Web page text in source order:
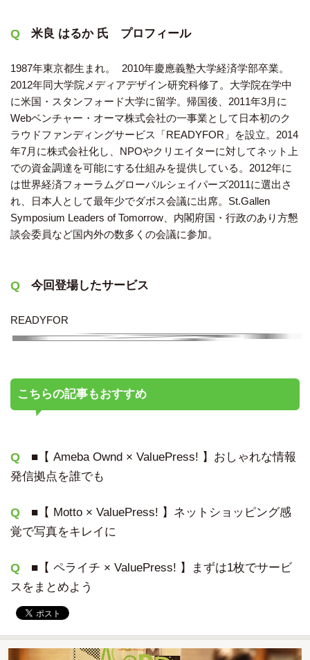
米良 はるか 氏 プロフィール
1987年東京都生まれ。 2010年慶應義塾大学経済学部卒業。
2012年同大学院メディアデザイン研究科修了。大学院在学中
に米国・スタンフォード大学に留学。帰国後、2011年3月に
Webベンチャー・オーマ株式会社の一事業として日本初のク
ラウドファンディングサービス「READYFOR」を設立。2014
年7月に株式会社化し、NPOやクリエイターに対してネット上
での資金調達を可能にする仕組みを提供している。2012年に
は世界経済フォーラムグローバルシェイパーズ2011に選出さ
れ、日本人として最年少でダボス会議に出席。St.Gallen
Symposium Leaders of Tomorrow、内閣府国・行政のあり方懇
談会委員など国内外の数多くの会議に参加。
今回登場したサービス
READYFOR
こちらの記事もおすすめ
■ 【 Ameba Ownd × ValuePress! 】おしゃれな情報
発信拠点を誰でも
■ 【 Motto × ValuePress! 】ネットショッピング感
覚で写真をキレイに
■ 【 ペライチ × ValuePress! 】まずは1枚でサービ
スをまとめよう